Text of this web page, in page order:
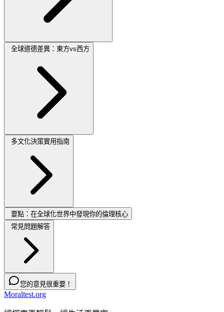
全球道德差異：東方vs西方
多文化決策實用指南
要點：在全球化世界中發現你的倫理核心
常見問題解答
您的意見很重要！
Moraltest.org